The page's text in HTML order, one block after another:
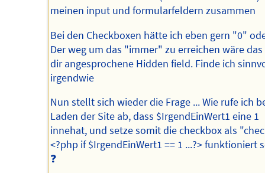
meinen input und formularfeldern zusammen
Bei den Checkboxen hätte ich eben gern "0"
Der weg um das "immer" zu erreichen wäre das
dir angesprochene Hidden field. Finde ich
irgendwie
Nun stellt sich wieder die Frage ... Wie rufe ich
Laden der Site ab, dass $IrgendEinWert1 eine 1
innehat, und setze somit die checkbox als
<?php if $IrgendEinWert1 == 1 ...?> funktioniert
❓